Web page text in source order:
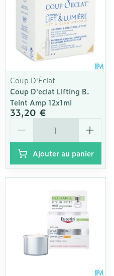
Coup D'Éclat
Coup D'eclat Lifting B.
Teint Amp 12x1ml
33,20 €
Ajouter au panier